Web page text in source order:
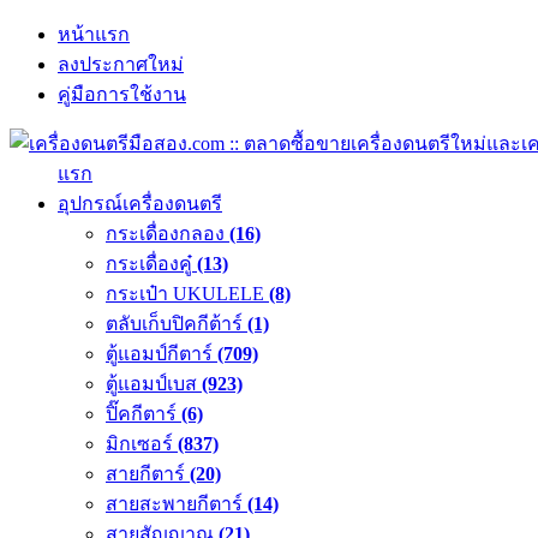
หน้าแรก
ลงประกาศใหม่
คู่มือการใช้งาน
แรก
อุปกรณ์เครื่องดนตรี
กระเดื่องกลอง (16)
กระเดื่องคู๋ (13)
กระเป๋า UKULELE (8)
ตลับเก็บปิคกีต้าร์ (1)
ตู้แอมป์กีตาร์ (709)
ตู้แอมป์เบส (923)
ปิ๊คกีตาร์ (6)
มิกเซอร์ (837)
สายกีตาร์ (20)
สายสะพายกีตาร์ (14)
สายสัญญาณ (21)